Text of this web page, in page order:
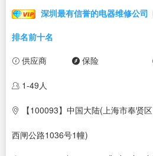
深圳最有信誉的电器维修公司
排名前十名
供应商 保险
1-49人
【100093】中国大陆(上海市奉贤区
西闸公路1036号1幢)